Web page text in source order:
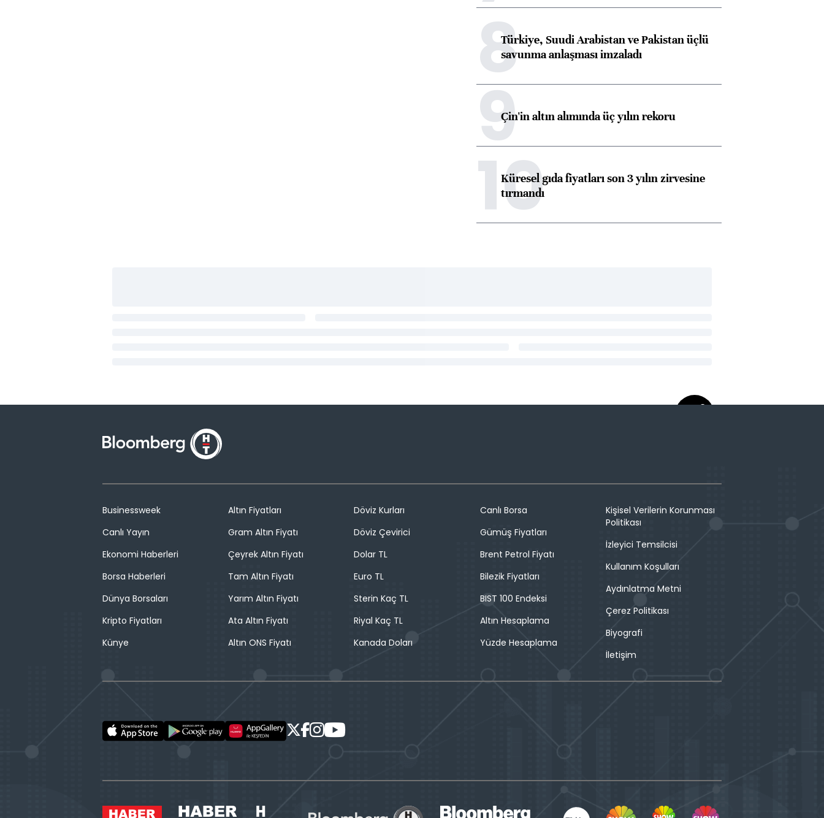
8Türkiye, Suudi Arabistan ve Pakistan üçlü
savunma anlaşması imzaladı
9Çin'in altın alımında üç yılın rekoru
10
Küresel gıda fiyatları son 3 yılın zirvesine
tırmandı
Businessweek
Canlı Yayın
Ekonomi Haberleri
Borsa Haberleri
Dünya Borsaları
Kripto Fiyatları
Künye
Altın Fiyatları
Gram Altın Fiyatı
Çeyrek Altın Fiyatı
Tam Altın Fiyatı
Yarım Altın Fiyatı
Ata Altın Fiyatı
Altın ONS Fiyatı
Döviz Kurları
Döviz Çevirici
Dolar TL
Euro TL
Sterin Kaç TL
Riyal Kaç TL
Kanada Doları
Canlı Borsa
Gümüş Fiyatları
Brent Petrol Fiyatı
Bilezik Fiyatları
BIST 100 Endeksi
Altın Hesaplama
Yüzde Hesaplama
Kişisel Verilerin Korunması
Politikası
İzleyici Temsilcisi
Kullanım Koşulları
Aydınlatma Metni
Çerez Politikası
Biyografi
İletişim